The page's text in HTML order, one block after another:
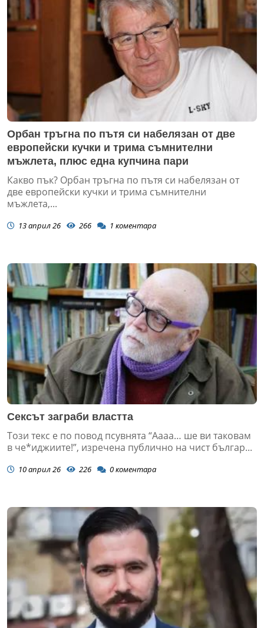
Орбан тръгна по пътя си набелязан от две
европейски кучки и трима съмнителни
мъжлета, плюс една купчина пари
Какво пък? Орбан тръгна по пътя си набелязан от
две европейски кучки и трима съмнителни
мъжлета,...
13 април 26 266 1 коментара
Сексът заграби властта
Този текс е по повод псувнята “Аааа… ше ви таковам
в че*иджиите!”, изречена публично на чист българ...
10 април 26 226 0коментара